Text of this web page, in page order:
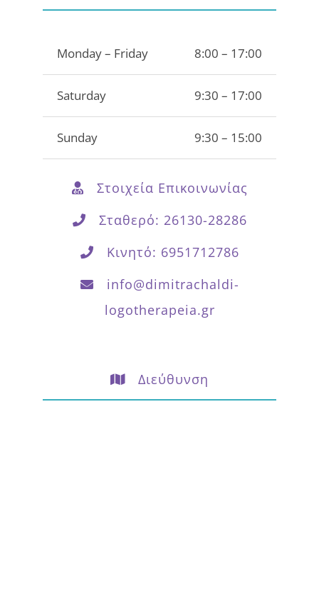
Monday – Friday 8:00 – 17:00
Saturday 9:30 – 17:00
Sunday 9:30 – 15:00
Στοιχεία Επικοινωνίας
Σταθερό: 26130-28286
Κινητό: 6951712786
info@dimitrachaldi-
logotherapeia.gr
Διεύθυνση